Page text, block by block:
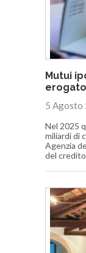
Mutui
5 Agosto
Nel 2025
miliardi di
Agenzia
del